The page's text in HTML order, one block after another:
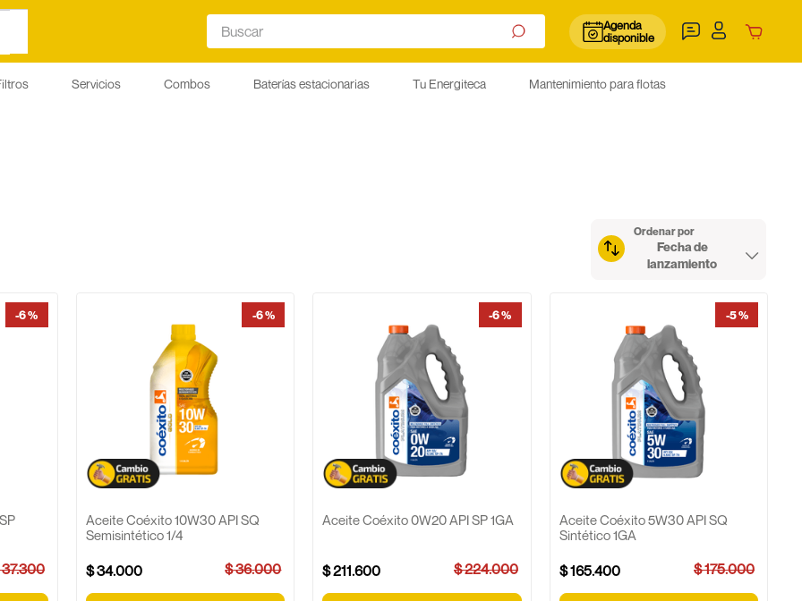
Buscar
Agenda
disponible
Servicios Combos Baterías estacionarias Tu Energiteca Mantenimiento para flotas
Ordenar por
Fecha de
lanzamiento
-6 %
37.300
-6 %
Aceite Coéxito 10W30 API SQ
Semisintético 1/4
$34.000 $36.000
-6 %
Aceite Coéxito 0W20 API SP 1GA
$211.600 $224.000
-5 %
Aceite Coéxito 5W30 API SQ
Sintético 1GA
$165.400 $175.000